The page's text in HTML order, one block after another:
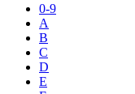
0-9
A
B
C
D
E